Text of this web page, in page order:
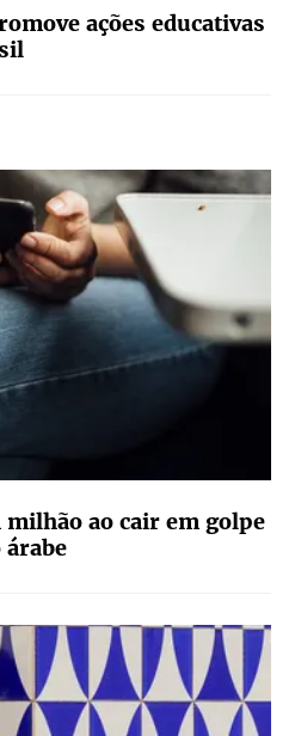
ações educativas
milhão ao cair em golpe